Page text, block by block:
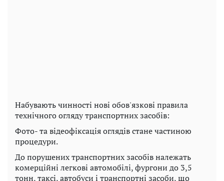
Набувають чинності нові обов'язкові правила
технічного огляду транспортних засобів:
Фото- та відеофіксація оглядів стане частиною
процедури.
До порушених транспортних засобів належать
комерційні легкові автомобілі, фургони до 3,5
тонн, таксі, автобуси і транспортні засоби, що